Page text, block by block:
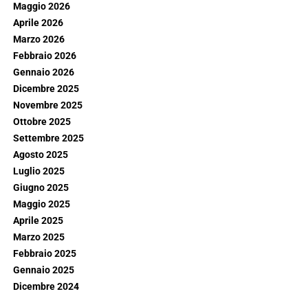
Maggio 2026
Aprile 2026
Marzo 2026
Febbraio 2026
Gennaio 2026
Dicembre 2025
Novembre 2025
Ottobre 2025
Settembre 2025
Agosto 2025
Luglio 2025
Giugno 2025
Maggio 2025
Aprile 2025
Marzo 2025
Febbraio 2025
Gennaio 2025
Dicembre 2024